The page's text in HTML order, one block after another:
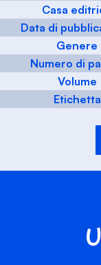
Casa
Data di
Genere
Numero di
Volume
Etichetta